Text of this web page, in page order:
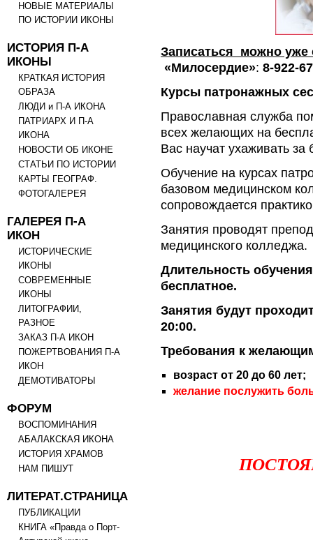
НОВЫЕ МАТЕРИАЛЫ
ПО ИСТОРИИ ИКОНЫ
ИСТОРИЯ П-А
ИКОНЫ
КРАТКАЯ ИСТОРИЯ
ОБРАЗА
ЛЮДИ и П-А ИКОНА
ПАТРИАРХ И П-А
ИКОНА
НОВОСТИ ОБ ИКОНЕ
СТАТЬИ ПО ИСТОРИИ
КАРТЫ ГЕОГРАФ.
ФОТОГАЛЕРЕЯ
ГАЛЕРЕЯ П-А
ИКОН
ИСТОРИЧЕСКИЕ
ИКОНЫ
СОВРЕМЕННЫЕ
ИКОНЫ
ЛИТОГРАФИИ,
РАЗНОЕ
ЗАКАЗ П-А ИКОН
ПОЖЕРТВОВАНИЯ П-А
ИКОН
ДЕМОТИВАТОРЫ
ФОРУМ
ВОСПОМИНАНИЯ
АБАЛАКСКАЯ ИКОНА
ИСТОРИЯ ХРАМОВ
НАМ ПИШУТ
ЛИТЕРАТ.СТРАНИЦА
ПУБЛИКАЦИИ
КНИГА «Правда о Порт-
Записаться можно уже
«Милосердие»: 8-922-
Курсы патронажных
Православная служба
всех желающих на
Вас научат ухаживать
Обучение на курсах
базовом медицинском
сопровождается
Занятия проводят
медицинского колледжа.
Длительность
бесплатное.
Занятия будут
20:00.
Требования к
возраст от 20 до 60 лет;
желание послужить